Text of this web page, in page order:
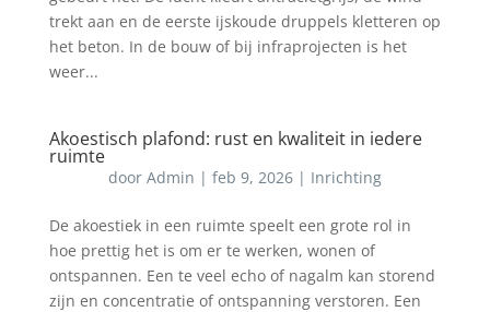
trekt aan en de eerste ijskoude druppels kletteren op
het beton. In de bouw of bij infraprojecten is het
weer...
Akoestisch plafond: rust en kwaliteit in iedere
ruimte
door Admin | feb 9, 2026| Inrichting
De akoestiek in een ruimte speelt een grote rol in
hoe prettig het is om er te werken, wonen of
ontspannen. Een te veel echo of nagalm kan storend
zijn en concentratie of ontspanning verstoren. Een